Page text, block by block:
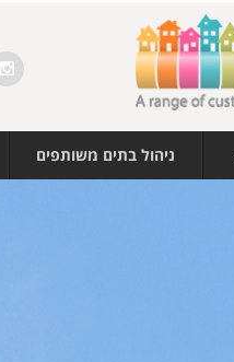
ניהול בתים משותפים